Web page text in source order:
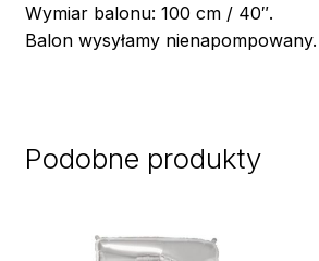
Wymiar balonu: 100 cm / 40″.
Balon wysyłamy nienapompowany.
Podobne produkty